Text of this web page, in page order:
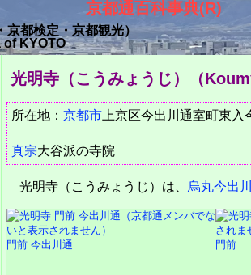
京都通百科事典(R)
京都検定・京都観光）
KYOTO
光明寺（こうみょうじ） （
所在地： 京都市 上京区今出川通室町東
真宗大谷派の寺院
光明寺（こうみょうじ）は、 烏丸今出川
門前 今出川通 門前